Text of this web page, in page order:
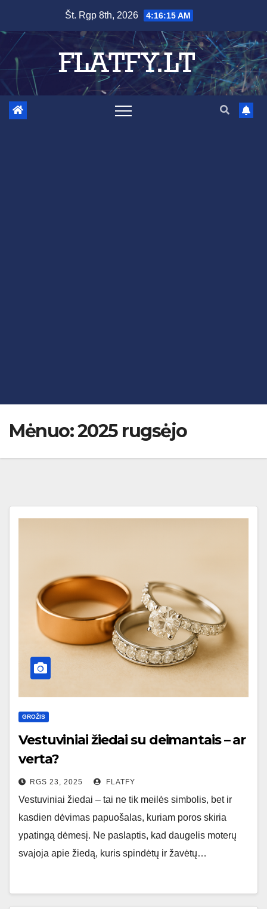
content
Št. Rgp 8th, 2026 4:16:16 AM
Mėnuo:2025 rugsėjo
GROŽIS
Vestuviniai žiedai su deimantais – ar
verta?
RGS 23, 2025 FLATFY
Vestuviniai žiedai – tai ne tik meilės simbolis, bet ir
kasdien dėvimas papuošalas, kuriam poros skiria
ypatingą dėmesį. Ne paslaptis, kad daugelis moterų
svajoja apie žiedą, kuris spindėtų ir žavėtų…